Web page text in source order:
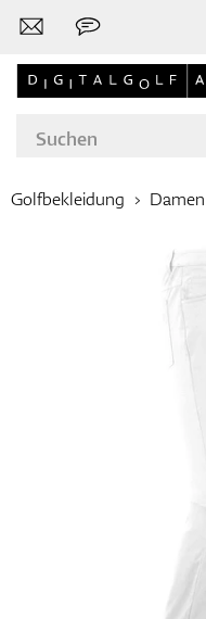
Golfbekleidung Damen